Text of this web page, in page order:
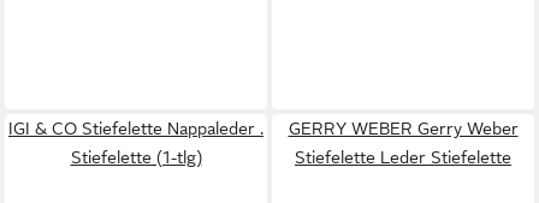
IGI & CO Stiefelette Nappaleder .
Stiefelette (1-tlg)
GERRY WEBER Gerry Weber
Stiefelette Leder Stiefelette